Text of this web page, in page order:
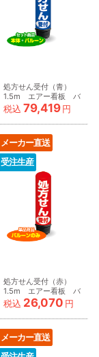
処方せん受付（青）
1.5m エアー看板 バ
ルーン＋スタンド
AR090060IN
税込 79,419 円
メーカー直送
受注生産
処方せん受付（赤）
1.5m エアー看板 バ
ルーンのみ
AR090061IN_C
税込 26,070 円
メーカー直送